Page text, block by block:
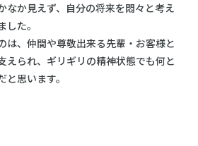
なか見えず、自分の将来を悶々と考え
した。
は、仲間や尊敬出来る先輩・お客様と
えられ、ギリギリの精神状態でも何と
思います。